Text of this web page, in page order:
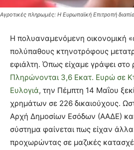
Αγροτικές πληρωμές: Η Ευρωπαϊκή Επιτροπή
Η πολυαναμενόμενη οικονομική
πολύπαθους κτηνοτρόφους
εφιάλτη. Όπως είχαμε γράψει στο
Πληρώνονται 3,6 Εκατ. Ευρώ σε
Ευλογιά, την Πέμπτη 14 Μαΐου
χρημάτων σε 226 δικαιούχους.
Αρχή Δημοσίων Εσόδων (ΑΑΔΕ) και
σύστημα φαίνεται πως είχαν άλλα
προχωρώντας σε μαζικές